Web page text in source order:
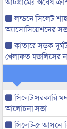
লন্ডনে সিলেট
অ্যাসোসিয়েশনের
কাতারে সড়ক
খেলাফত মজলিসের
সিলেট সরকারি
আলোচনা সভা
সিলেট-৫ আসনে